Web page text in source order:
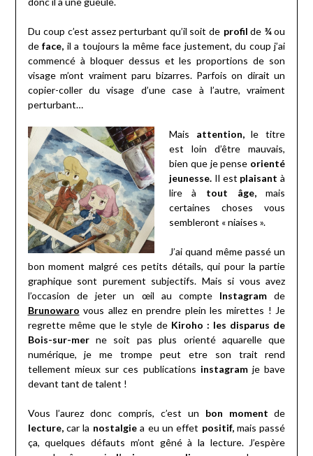
Du coup c’est assez perturbant qu’il soit de profil de ¾ou
deface, il a toujours la même face justement, du coup j’ai
commencé à bloquer dessus et les proportions de son
visage m’ont vraiment paru bizarres. Parfois on dirait un
copier-coller du visage d’une case à l’autre, vraiment
perturbant…
Mais attention,le titre
est loin d’être mauvais,
bien que je pense orienté
jeunesse.Il est plaisant à
lire à tout âge,mais
certaines choses vous
sembleront « niaises ».
J’ai quand même passé un
bon moment malgré ces petits détails, qui pour la partie
graphique sont purement subjectifs. Mais si vous avez
l’occasion de jeter un œil au compte Instagram de
Brunowaro vous allez en prendre plein les mirettes ! Je
regrette même que le style de Kiroho : les disparus de
Bois-sur-merne soit pas plus orienté aquarelle que
numérique, je me trompe peut etre son trait rend
tellement mieux sur ces publications instagramje bave
devant tant de talent !
Vous l’aurez donc compris, c’est un bon moment de
lecture,car la nostalgiea eu un effet positif,mais passé
ça, quelques défauts m’ont gêné à la lecture. J’espère